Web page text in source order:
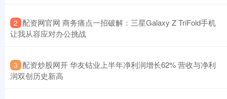
2 ​配资网官网 商务痛点一招破解：三星Galaxy Z TriFold手机
让我从容应对办公挑战
3 ​配资炒股网开 华友钴业上半年净利润增长62% 营收与净利
润双创历史新高